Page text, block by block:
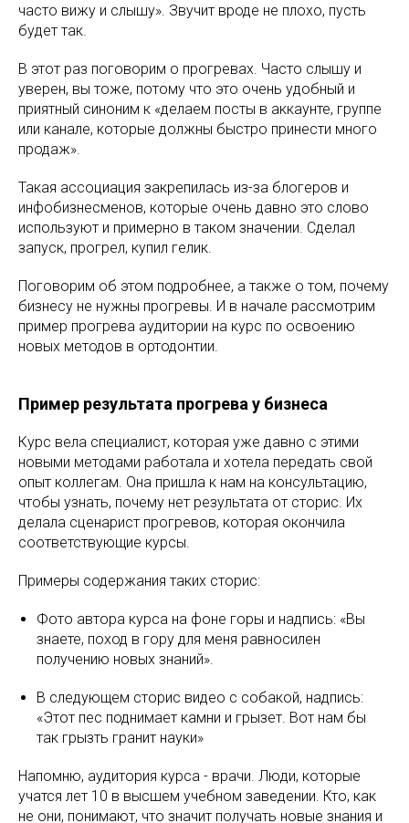
часто вижу и слышу». Звучит вроде не плохо, пусть
будет так.
В этот раз поговорим о прогревах. Часто слышу и
уверен, вы тоже, потому что это очень удобный и
приятный синоним к «делаем посты в аккаунте, группе
или канале, которые должны быстро принести много
продаж».
Такая ассоциация закрепилась из-за блогеров и
инфобизнесменов, которые очень давно это слово
используют и примерно в таком значении. Сделал
запуск, прогрел, купил гелик.
Поговорим об этом подробнее, а также о том, почему
бизнесу не нужны прогревы. И в начале рассмотрим
пример прогрева аудитории на курс по освоению
новых методов в ортодонтии.
Пример результата прогрева у бизнеса
Курс вела специалист, которая уже давно с этими
новыми методами работала и хотела передать свой
опыт коллегам. Она пришла к нам на консультацию,
чтобы узнать, почему нет результата от сторис. Их
делала сценарист прогревов, которая окончила
соответствующие курсы.
Примеры содержания таких сторис:
Фото автора курса на фоне горы и надпись: «Вы
знаете, поход в гору для меня равносилен
получению новых знаний».
В следующем сторис видео с собакой, надпись:
«Этот пес поднимает камни и грызет. Вот нам бы
так грызть гранит науки»
Напомню, аудитория курса - врачи. Люди, которые
учатся лет 10 в высшем учебном заведении. Кто, как
не они, понимают, что значит получать новые знания и